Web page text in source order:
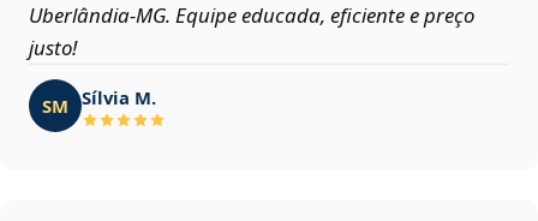
Uberlândia‑MG. Equipe educada, eficiente e preço
justo!
SM Sílvia M.